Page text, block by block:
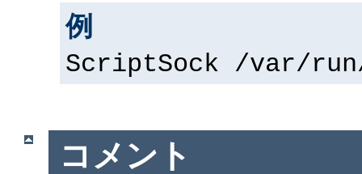
例
ScriptSock /var/
コメント